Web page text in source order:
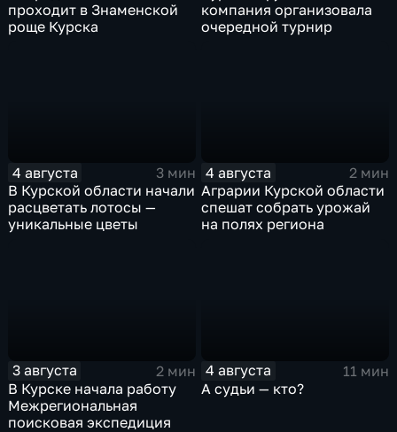
проходит в Знаменской
роще Курска
компания организовала
очередной турнир
4 августа
3 мин
В Курской области начали
расцветать лотосы —
уникальные цветы
4 августа
2 мин
Аграрии Курской области
спешат собрать урожай
на полях региона
3 августа
2 мин
В Курске начала работу
Межрегиональная
поисковая экспедиция
4 августа
11 мин
А судьи — кто?